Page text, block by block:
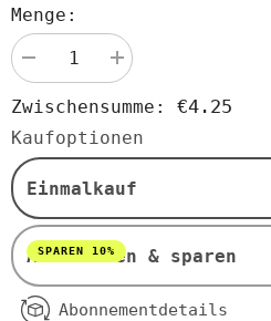
Menge:
verringern
für
Glutenfreies
Amaranthmehl
BIO
350
g
-
AMARELLO
Menge
erhöhen
Glutenfreies
Amaranthmehl
BIO
350
g
-
AMARELLO
Zwischensumme: €4.25
Kaufoptionen
Einmalkauf
Abonnieren & sparen
SPAREN 10%
Abonnementdetails